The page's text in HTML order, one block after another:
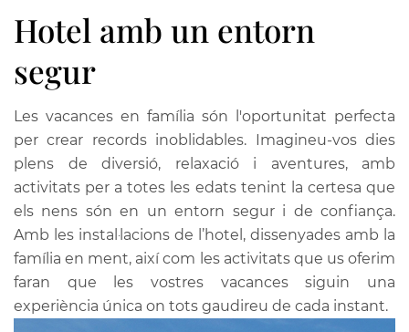
Hotel amb un entorn
segur
Les vacances en família són l'oportunitat perfecta
per crear records inoblidables. Imagineu-vos dies
plens de diversió, relaxació i aventures, amb
activitats per a totes les edats tenint la certesa que
els nens són en un entorn segur i de confiança.
Amb les instal·lacions de l’hotel, dissenyades amb la
família en ment, així com les activitats que us oferim
faran que les vostres vacances siguin una
experiència única on tots gaudireu de cada instant.